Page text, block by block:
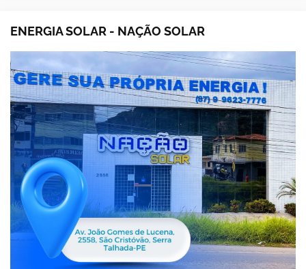
ENERGIA SOLAR - NAÇÃO SOLAR